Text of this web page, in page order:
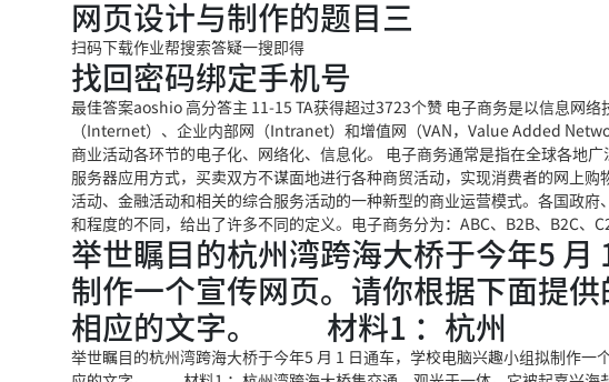
网页设计与制作的题目三
扫码下载作业帮搜索答疑一搜即得
找回密码绑定手机号
最佳答案aoshio 高分答主 11-15 TA获得超过3723个赞 电子商务是以信息网
（Internet）、企业内部网（Intranet）和增值网（VAN，Value Added
商业活动各环节的电子化、网络化、信息化。 电子商务通常是指在全球各地
服务器应用方式，买卖双方不谋面地进行各种商贸活动，实现消费者的网上
活动、金融活动和相关的综合服务活动的一种新型的商业运营模式。各国政
和程度的不同，给出了许多不同的定义。电子商务分为：ABC、B2B、B2C、
举世瞩目的杭州湾跨海大桥于今年5
制作一个宣传网页。请你根据下面提
相应的文字。 材料1 ：杭州
举世瞩目的杭州湾跨海大桥于今年5 月 1 日通车，学校电脑兴趣小组拟制作